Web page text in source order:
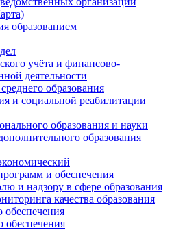
образованием
учёта и финансово-
деятельности
образования
и социальной реабилитации
образования и науки
образования
и обеспечения
и надзору в сфере образования
качества образования
обеспечения
обеспечения